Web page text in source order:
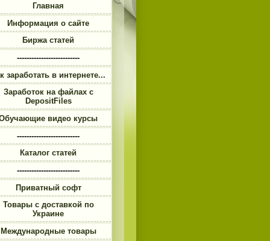
Главная
Информация о сайте
Биржа статей
--------------------------
заработать в интернете...
Заработок на файлах с
DepositFiles
видео курсы
--------------------------
Каталог статей
--------------------------
Приватный софт
Товары с доставкой по
Украине
Международные товары